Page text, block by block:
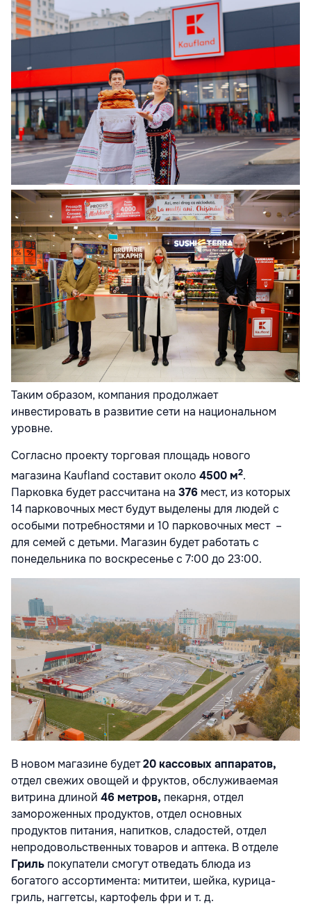
Таким образом, компания продолжает
инвестировать в развитие сети на национальном
уровне.
Согласно проекту торговая площадь нового
магазина Kaufland составит около 4500 м2.
Парковка будет рассчитана на 376 мест, из которых
14 парковочных мест будут выделены для людей с
особыми потребностями и 10 парковочных мест –
для семей с детьми. Магазин будет работать с
понедельника по воскресенье с 7:00 до 23:00.
В новом магазине будет20 кассовых аппаратов,
отдел свежих овощей и фруктов, обслуживаемая
витрина длиной 46 метров, пекарня, отдел
замороженных продуктов, отдел основных
продуктов питания, напитков, сладостей, отдел
непродовольственных товаров и аптека. В отделе
Гриль покупатели смогут отведать блюда из
богатого ассортимента: мититеи, шейка, курица-
гриль, наггетсы, картофель фри и т. д.